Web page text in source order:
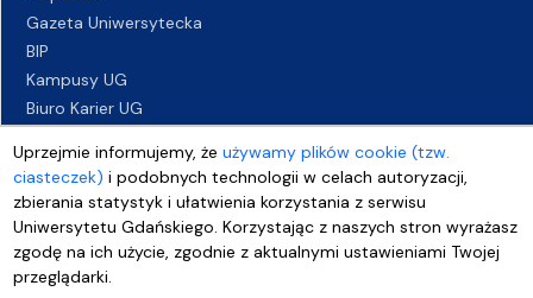
Uprzejmie informujemy, żeużywamy plików cookie (tzw.
ciasteczek) i podobnych technologii w celach autoryzacji,
zbierania statystyk i ułatwienia korzystania z serwisu
Uniwersytetu Gdańskiego. Korzystając z naszych stron wyrażasz
zgodę na ich użycie, zgodnie z aktualnymi ustawieniami Twojej
przeglądarki.
Gazeta Uniwersytecka
BIP
Kampusy UG
Biuro Karier UG
Deklaracja dostępności